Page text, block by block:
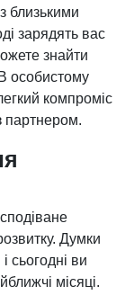
близькими
зарядять вас
знайти
особистому
компроміс
партнером.
Думки
сьогодні ви
місяці.